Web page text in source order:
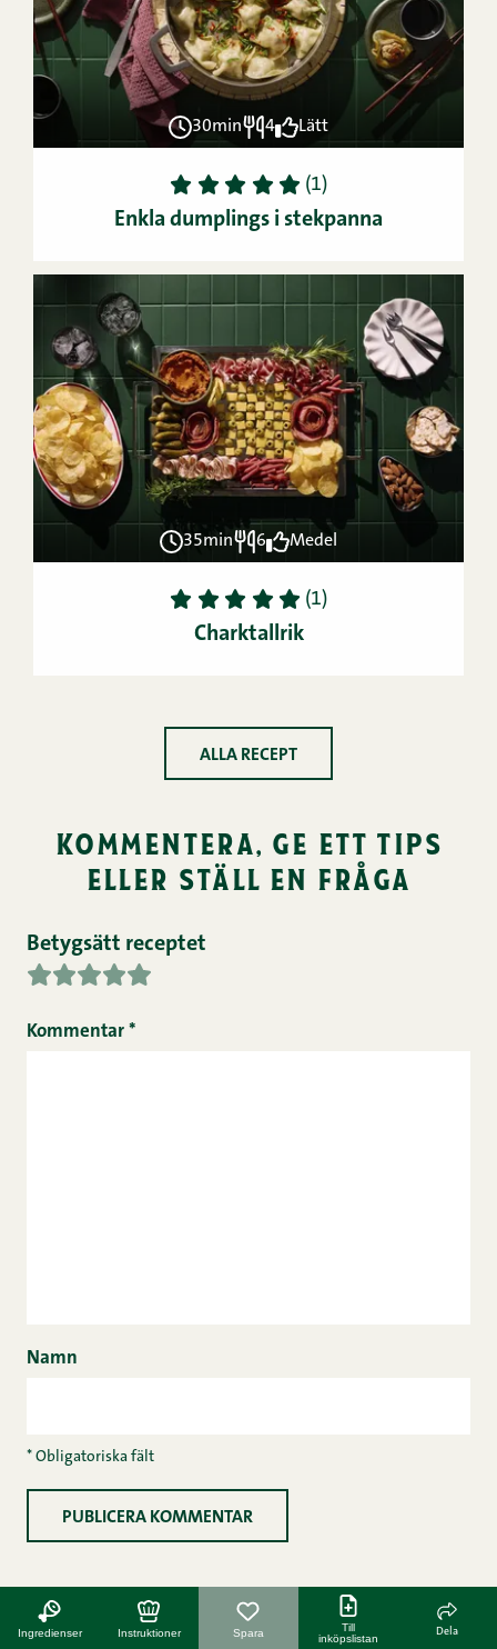
30min 4 Lätt
1 2 3 4 5 (1)
Enkla dumplings i stekpanna
35min 6 Medel
1 2 3 4 5 (1)
Charktallrik
ALLA RECEPT
kommentera, ge ett tips
eller ställ en fråga
Betygsätt receptet
Kommentar *
Namn
* Obligatoriska fält
Ingredienser Instruktioner Spara
Till
inköpslistan
Dela